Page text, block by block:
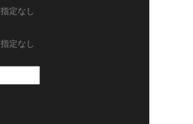
指定なし
指定なし